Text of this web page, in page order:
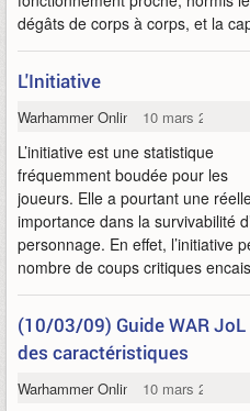
dégâts de corps à corps, et la
L'Initiative
Warhammer Online 10 mars 2009
L’initiative est une statistique
fréquemment boudée pour les
joueurs. Elle a pourtant une
importance dans la survivabilité
personnage. En effet, l’initiative
nombre de coups critiques
(10/03/09) Guide WAR JoL
des caractéristiques
Warhammer Online 10 mars 2009